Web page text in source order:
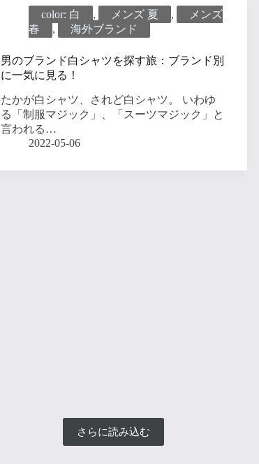
color: 白 , メンズ 夏 ,
メンズ
春
, 海外ブランド
男のブランド白シャツを探す旅：ブランド別
に一気に見る！
たかが白シャツ、されど白シャツ。 いわゆ
る「制服マジック」、「スーツマジック」と
言われる…
2022-05-06
さらに読み込む